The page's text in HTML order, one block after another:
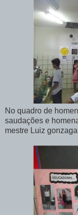
No quadro de
saudações e
mestre Luiz gonzaga